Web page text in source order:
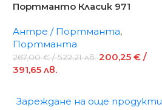
Портманто Класик 971
Антре / Портманта,
Портманта
267,00€/ 522,21 лв.200,25 €/
391,65 лв.
Зареждане на още продукти